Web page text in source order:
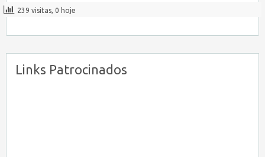
239 visitas, 0 hoje
Links Patrocinados